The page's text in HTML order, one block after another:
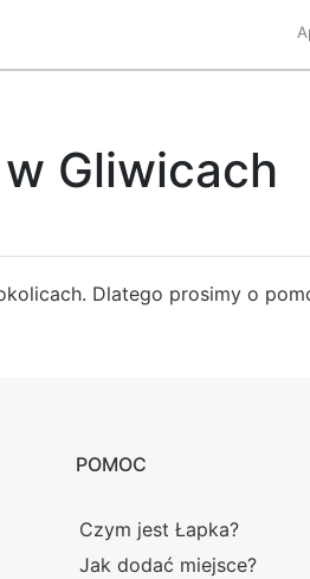
Gliwicach
Dlatego prosimy o
POMOC
Czym jest Łapka?
Jak dodać miejsce?